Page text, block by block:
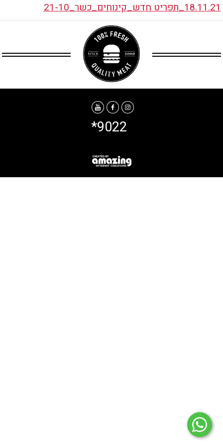
18.11.21_תפריט חדש_קינוחים_כשר_21-10
*9022